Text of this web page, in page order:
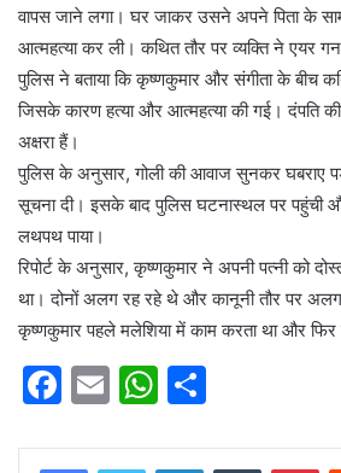
वापस जाने लगा। घर जाकर उसने अपने पिता के
आत्महत्या कर ली। कथित तौर पर व्यक्ति ने एयर
पुलिस ने बताया कि कृष्णकुमार और संगीता के बीच
जिसके कारण हत्या और आत्महत्या की गई। दंपति की
अक्षरा हैं।
पुलिस के अनुसार, गोली की आवाज सुनकर घबराए
सूचना दी। इसके बाद पुलिस घटनास्थल पर पहुंची
लथपथ पाया।
रिपोर्ट के अनुसार, कृष्णकुमार ने अपनी पत्नी को
था। दोनों अलग रह रहे थे और कानूनी तौर पर अलग
कृष्णकुमार पहले मलेशिया में काम करता था और
F
c
E
ai
W
at ar